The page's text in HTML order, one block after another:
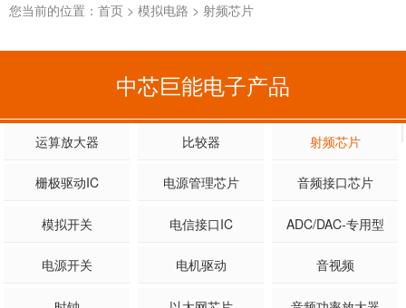
您当前的位置： 首页 > 模拟电路 > 射频芯片
中芯巨能电子产品
运算放大器 比较器 射频芯片
栅极驱动IC 电源管理芯片 音频接口芯片
模拟开关 电信接口IC ADC/DAC-专用型
电源开关 电机驱动 音视频